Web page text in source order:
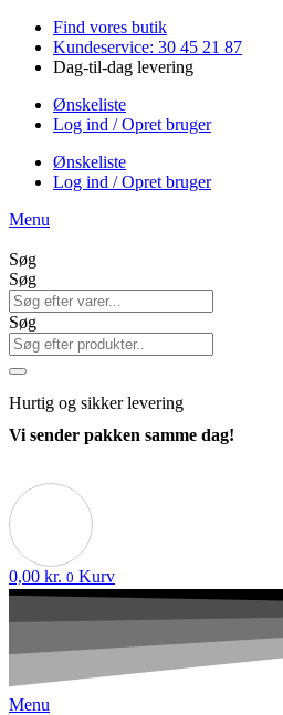
Videre
indhold
Find vores butik
Kundeservice: 30 45 21 87
Dag-til-dag levering
Ønskeliste
Log ind / Opret bruger
Ønskeliste
Log ind / Opret bruger
Menu
Søg
Søg
Søg
Hurtig og sikker levering
Vi sender pakken samme dag!
0,00 kr. 0 Kurv
Menu